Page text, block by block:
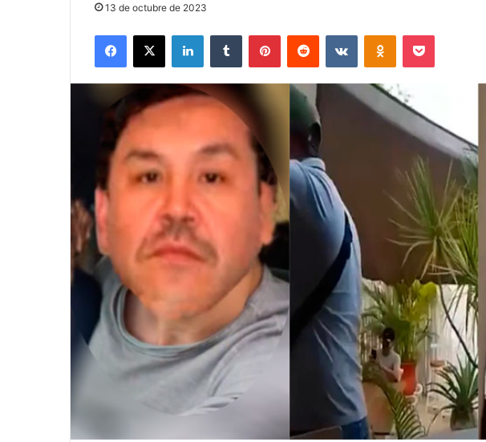
13 de octubre de 2023
Facebook
X LinkedInTumblr PinterestReddit VKontakteOdnoklassniki
Pocket